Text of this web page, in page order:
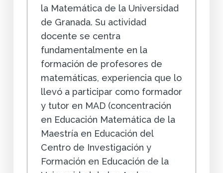
la Matemática de la Universidad
de Granada. Su actividad
docente se centra
fundamentalmente en la
formación de profesores de
matemáticas, experiencia que lo
llevó a participar como formador
y tutor en MAD (concentración
en Educación Matemática de la
Maestría en Educación del
Centro de Investigación y
Formación en Educación de la